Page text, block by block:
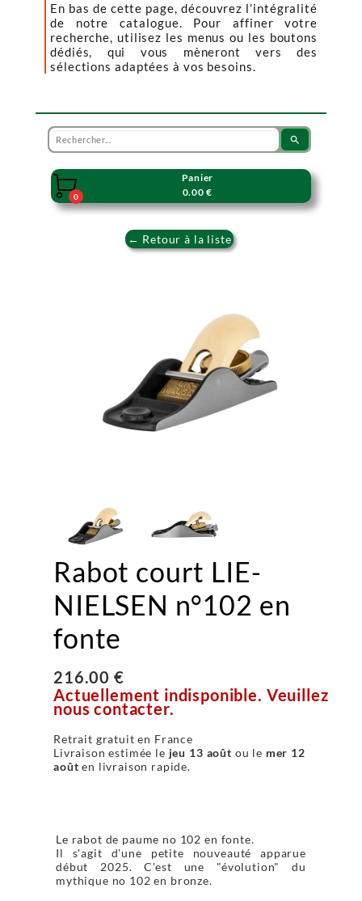
En bas de cette page, découvrez l’intégralité
de notre catalogue. Pour affiner votre
recherche, utilisez les menus ou les boutons
dédiés, qui vous mèneront vers des
sélections adaptées à vos besoins.
search

0
Panier
0.00 €
← Retour à la liste
Rabot court LIE-
NIELSEN n°102 en
fonte
216.00 €
Actuellement indisponible. Veuillez
nous contacter.
Retrait gratuit en France
Livraison estimée le jeu 13 août ou le mer 12
août en livraison rapide.
Le rabot de paume no 102 en fonte.
Il s'agit d'une petite nouveauté apparue
début 2025. C'est une "évolution" du
mythique no 102 en bronze.